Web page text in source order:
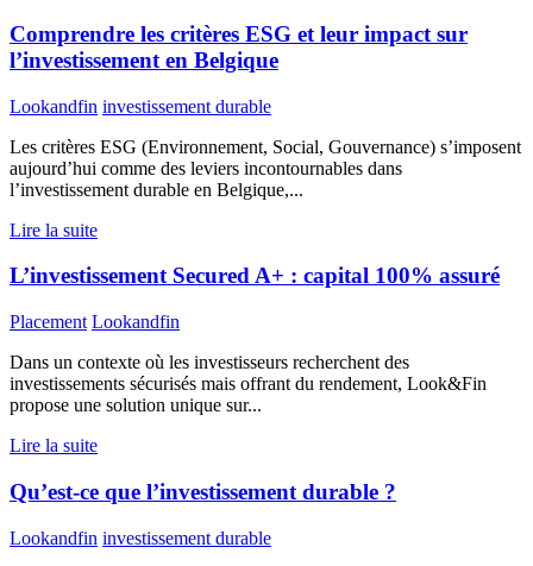
Comprendre les critères ESG et leur impact sur
l’investissement en Belgique
Lookandfin investissement durable
Les critères ESG (Environnement, Social, Gouvernance) s’imposent
aujourd’hui comme des leviers incontournables dans
l’investissement durable en Belgique,...
Lire la suite
L’investissement Secured A+ : capital 100% assuré
Placement Lookandfin
Dans un contexte où les investisseurs recherchent des
investissements sécurisés mais offrant du rendement, Look&Fin
propose une solution unique sur...
Lire la suite
Qu’est-ce que l’investissement durable ?
Lookandfin investissement durable